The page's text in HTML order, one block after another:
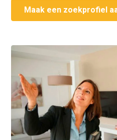
Maak een zoekprofiel